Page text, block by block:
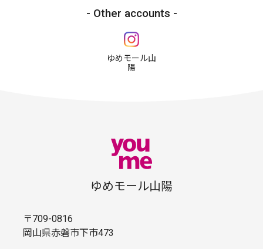
Other accounts
ゆめモール山
陽
ゆめモール山陽
〒709-0816
岡山県赤磐市下市473